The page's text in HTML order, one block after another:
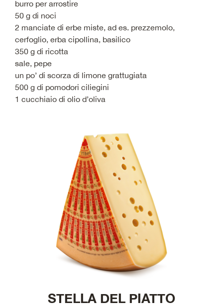
burro per arrostire
50 g di noci
2 manciate di erbe miste, ad es. prezzemolo,
cerfoglio, erba cipollina, basilico
350 g di ricotta
sale, pepe
un po’ di scorza di limone grattugiata
500 g di pomodori ciliegini
1 cucchiaio di olio d’oliva
STELLA DEL PIATTO